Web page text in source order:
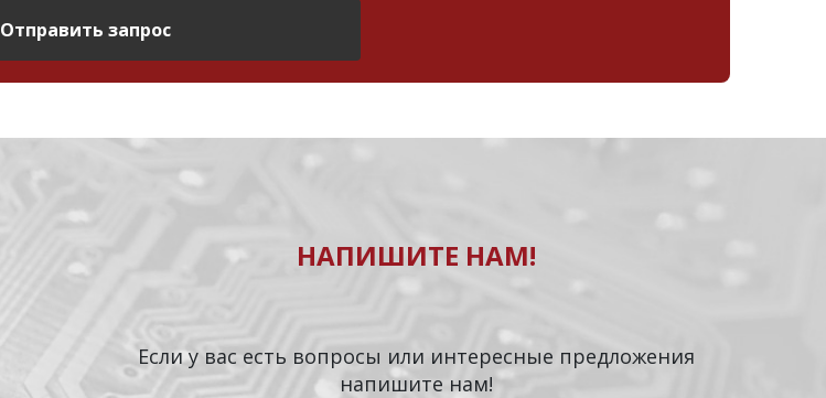
Отправить запрос
НАПИШИТЕ НАМ!
Если у вас есть вопросы или интересные предложения
напишите нам!